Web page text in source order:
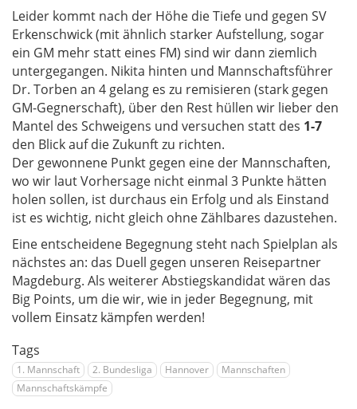
Leider kommt nach der Höhe die Tiefe und gegen SV
Erkenschwick (mit ähnlich starker Aufstellung, sogar
ein GM mehr statt eines FM) sind wir dann ziemlich
untergegangen. Nikita hinten und Mannschaftsführer
Dr. Torben an 4 gelang es zu remisieren (stark gegen
GM-Gegnerschaft), über den Rest hüllen wir lieber den
Mantel des Schweigens und versuchen statt des 1-7
den Blick auf die Zukunft zu richten.
Der gewonnene Punkt gegen eine der Mannschaften,
wo wir laut Vorhersage nicht einmal 3 Punkte hätten
holen sollen, ist durchaus ein Erfolg und als Einstand
ist es wichtig, nicht gleich ohne Zählbares dazustehen.
Eine entscheidene Begegnung steht nach Spielplan als
nächstes an: das Duell gegen unseren Reisepartner
Magdeburg. Als weiterer Abstiegskandidat wären das
Big Points, um die wir, wie in jeder Begegnung, mit
vollem Einsatz kämpfen werden!
Tags
1. Mannschaft 2. Bundesliga Hannover
Mannschaften
Mannschaftskämpfe